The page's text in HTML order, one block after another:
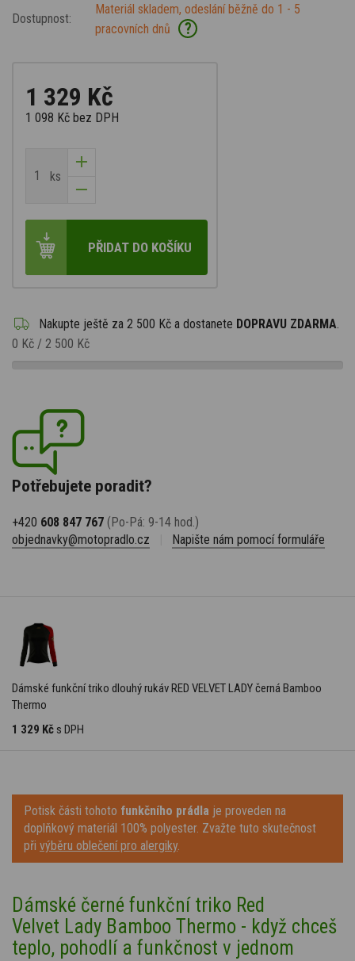
Dostupnost:
Materiál skladem, odeslání běžně do 1 - 5
pracovních dnů
?
1 329 Kč
1 098 Kč bez DPH
ks
PŘIDAT DO KOŠÍKU
Nakupte ještě za 2 500 Kč a dostanete DOPRAVU ZDARMA
0 Kč / 2 500 Kč
Potřebujete poradit?
+420 608 847 767 (Po-Pá: 9-14 hod.)
objednavky@motopradlo.cz
Napište nám pomocí formuláře
Dámské funkční triko dlouhý rukáv RED VELVET LADY černá Bamboo
Thermo
1 329 Kč s DPH
Potisk části tohoto funkčního prádla je proveden na
doplňkový materiál 100% polyester. Zvažte tuto skutečnost
při výběru oblečení pro alergiky.
Dámské černé funkční triko Red
Velvet Lady Bamboo Thermo - když chceš
teplo, pohodlí a funkčnost v jednom